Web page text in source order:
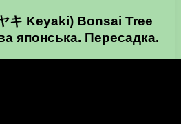
キ Keyaki) Bonsai Tree
японська. Пересадка.